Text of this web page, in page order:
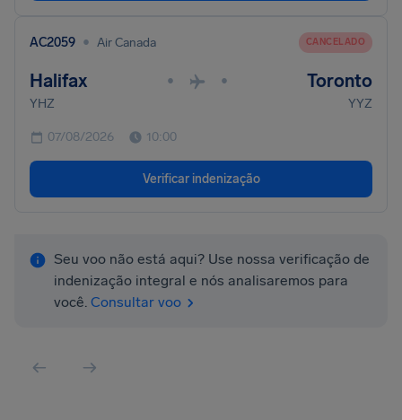
AC2059 • Air Canada CANCELADO
Halifax • • Toronto
YHZ YYZ
07/08/2026 10:00
Verificar indenização
Seu voo não está aqui? Use nossa verificação de
indenização integral e nós analisaremos para
você. Consultar voo